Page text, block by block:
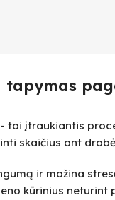
tapymas
tai įtraukiantis
skaičius ant
ir mažina
kūrinius neturint